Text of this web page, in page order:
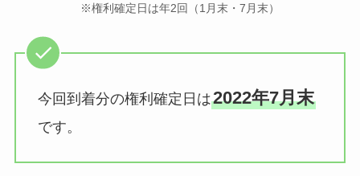
※権利確定日は年2回（1月末・7月末）
今回到着分の権利確定日は2022年7月末
です。